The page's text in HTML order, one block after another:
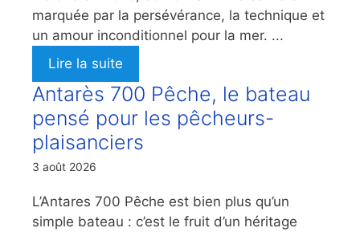
marquée par la persévérance, la technique et
un amour inconditionnel pour la mer. ...
Lire la suite
Antarès 700 Pêche, le bateau
pensé pour les pêcheurs-
plaisanciers
3 août 2026
L’Antares 700 Pêche est bien plus qu’un
simple bateau : c’est le fruit d’un héritage